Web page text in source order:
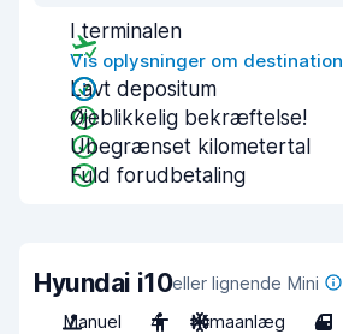
I terminalen
Vis oplysninger om destination
Lavt depositum
Øjeblikkelig bekræftelse!
Ubegrænset kilometertal
Fuld forudbetaling
Hyundai i10eller lignende Mini
Manuel
4 Klimaanlæg 4